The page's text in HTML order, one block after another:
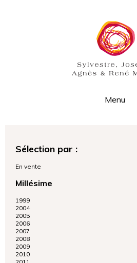
Menu
Nos vins d'ailleurs
Ils en vendent
Notre album
Notre actualité
Nous contacter
Gîte - Le Colombier
Sélection par :
En vente
Millésime
1999
2004
2005
2006
2007
2008
2009
2010